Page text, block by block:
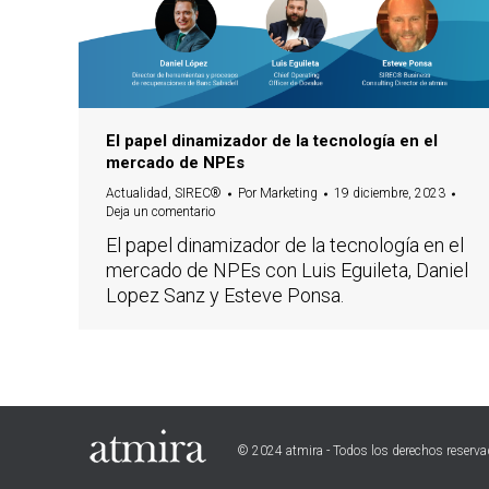
El papel dinamizador de la tecnología en el
mercado de NPEs
Actualidad, SIREC® Por Marketing
19 diciembre, 2023
Deja un comentario
El papel dinamizador de la tecnología en el
mercado de NPEs con Luis Eguileta, Daniel
Lopez Sanz y Esteve Ponsa.
© 2024 atmira - Todos los derechos